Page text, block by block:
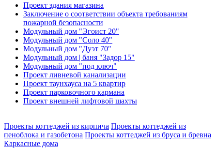
Проект здания магазина
Заключение о соответствии объекта требованиям
пожарной безопасности
Модульный дом "Эгоист 20"
Модульный дом "Соло 40"
Модульный дом "Дуэт 70"
Модульный дом | баня "Задор 15"
Модульный дом "под ключ"
Проект ливневой канализации
Проект таунхауса на 5 квартир
Проект парковочного кармана
Проект внешней лифтовой шахты
Проекты коттеджей из кирпича Проекты коттеджей из
пеноблока и газобетона Проекты коттеджей из бруса и бревна
Каркасные дома